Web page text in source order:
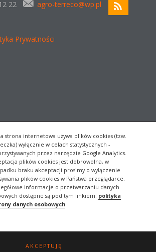
strona internetowa używa plików cookies (tzw.
wyłącznie w celach statystycznych -
przez narzędzie Google Analytics.
plików cookies jest dobrowolna, w
braku akceptacji prosimy o wyłączenie
plików cookies w Państwa przeglądarce.
informacje o przetwarzaniu danych
dostępne są pod tym linkiem: polityka
danych osobowych
AKCEPTUJĘ
22 agro-terreco@wp.pl
Prywatności